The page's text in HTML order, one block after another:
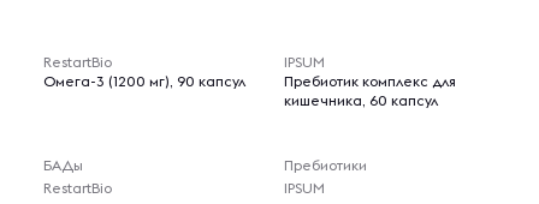
RestartBio
Омега-3 (1200 мг), 90 капсул
БАДы
RestartBio
IPSUM
Пребиотик комплекс для
кишечника, 60 капсул
Пребиотики
IPSUM